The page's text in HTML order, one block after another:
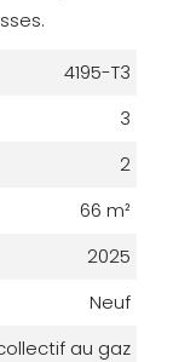
4195-T3
3
2
66 m²
2025
Neuf
au gaz